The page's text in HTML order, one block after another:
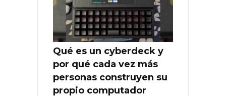
Qué es un cyberdeck y
por qué cada vez más
personas construyen su
propio computador